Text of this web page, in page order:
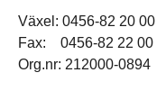
Växel: 0456-82 20 00
Fax: 0456-82 22 00
Org.nr: 212000-0894